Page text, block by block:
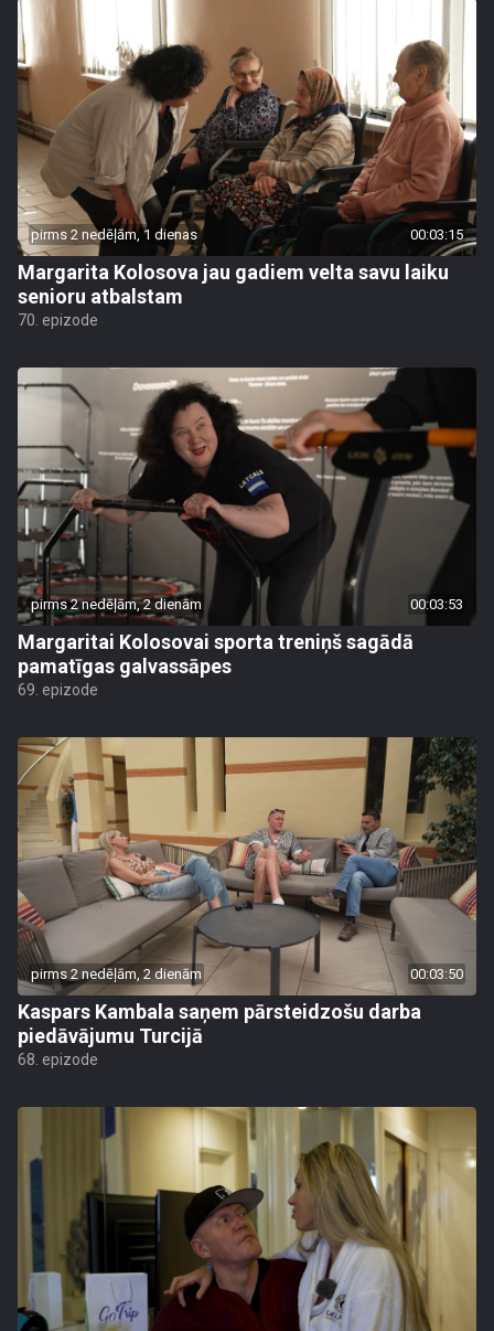
pirms 2 nedēļām, 1 dienas 00:03:15
Margarita Kolosova jau gadiem velta savu laiku
senioru atbalstam
70. epizode
pirms 2 nedēļām, 2 dienām 00:03:53
Margaritai Kolosovai sporta treniņš sagādā
pamatīgas galvassāpes
69. epizode
pirms 2 nedēļām, 2 dienām 00:03:50
Kaspars Kambala saņem pārsteidzošu darba
piedāvājumu Turcijā
68. epizode